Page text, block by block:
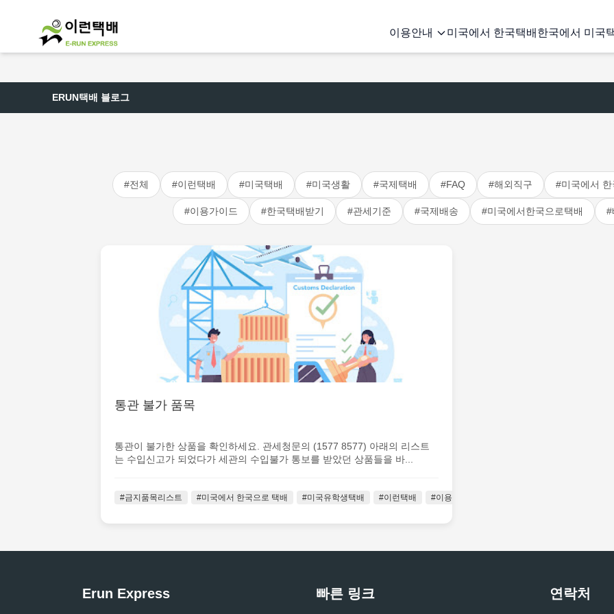
이용안내 미국에서 한국택배 한국에서 미국
ERUN택배 블로그
#전체 #이런택배 #미국택배 #미국생활 #국제택배 #FAQ #해외직구 #미국에서 한
#이용가이드 #한국택배받기 #관세기준 #국제배송 #미국에서한국으로택배 #
통관 불가 품목
통관이 불가한 상품을 확인하세요. 관세청문의 (1577 8577) 아래의 리스트
는 수입신고가 되었다가 세관의 수입불가 통보를 받았던 상품들을 바...
#금지품목리스트 #미국에서 한국으로 택배 #미국유학생택배 #이런택배 #이용가이드
Erun Express 빠른 링크 연락처